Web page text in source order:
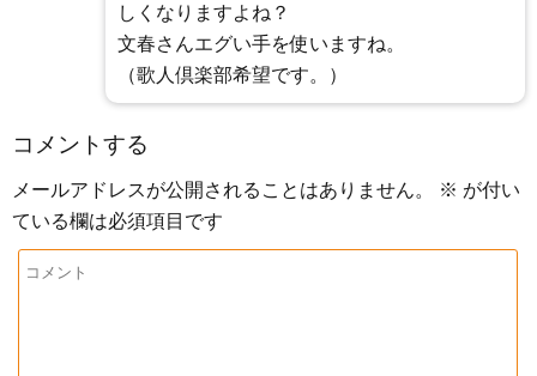
しくなりますよね？
文春さんエグい手を使いますね。
（歌人倶楽部希望です。）
コメントする
メールアドレスが公開されることはありません。 ※ が付い
ている欄は必須項目です